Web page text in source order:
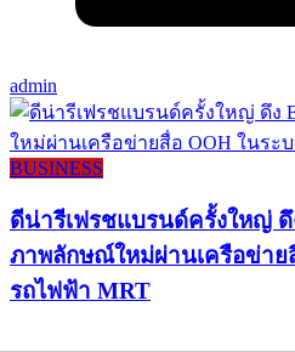
admin
BUSINESS
ดีน่ารีเฟรชแบรนด์ครั้งใหญ่
ภาพลักษณ์ใหม่ผ่านเครือข่าย
รถไฟฟ้า MRT